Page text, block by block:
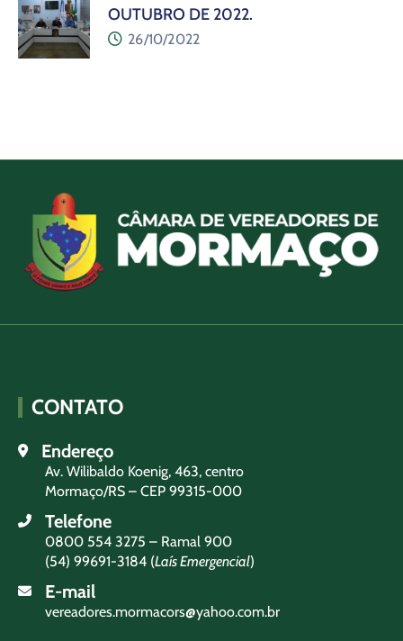
OUTUBRO DE 2022.
26/10/2022
CONTATO
Endereço
Av. Wilibaldo Koenig, 463, centro
Mormaço/RS – CEP 99315-000
Telefone
0800 554 3275 – Ramal 900
(54) 99691-3184 (Laís Emergencial)
E-mail
vereadores.mormacors@yahoo.com.br